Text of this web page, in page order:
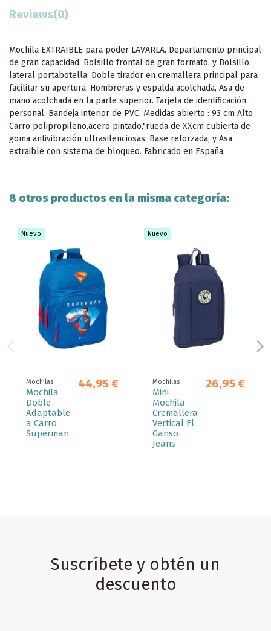
Reviews(0)
Mochila EXTRAIBLE para poder LAVARLA. Departamento principal
de gran capacidad. Bolsillo frontal de gran formato, y Bolsillo
lateral portabotella. Doble tirador en cremallera principal para
facilitar su apertura. Hombreras y espalda acolchada, Asa de
mano acolchada en la parte superior. Tarjeta de identificación
personal. Bandeja interior de PVC. Medidas abierto : 93 cm Alto
Carro polipropileno,acero pintado,"rueda de XXcm cubierta de
goma antivibración ultrasilenciosas. Base reforzada, y Asa
extraible con sistema de bloqueo. Fabricado en España.
8 otros productos en la misma categoría:
Nuevo
Mochilas
Mochila
Doble
Adaptable
a Carro
Superman
44,95 €
Nuevo
Mochilas
Mini
Mochila
Cremallera
Vertical El
Ganso
Jeans
26,95 €
Suscríbete y obtén un
descuento